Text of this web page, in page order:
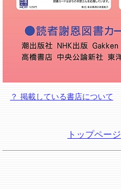
？ 掲載している書店について
トップページ